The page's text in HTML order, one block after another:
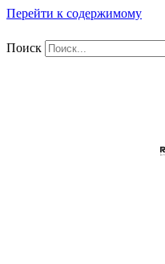
Перейти к содержимому
Поиск